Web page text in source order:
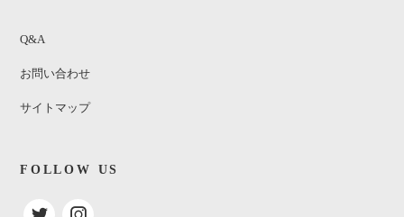
Q&A
お問い合わせ
サイトマップ
FOLLOW US